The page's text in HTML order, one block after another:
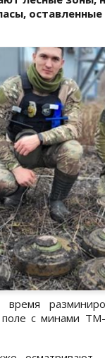
поле с минами